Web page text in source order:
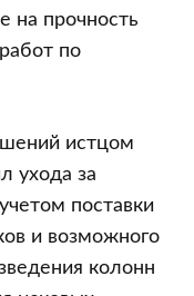
на прочность
по
истцом
ухода за
поставки
и возможного
колонн